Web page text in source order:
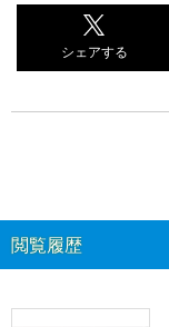
シェアする
閲覧履歴